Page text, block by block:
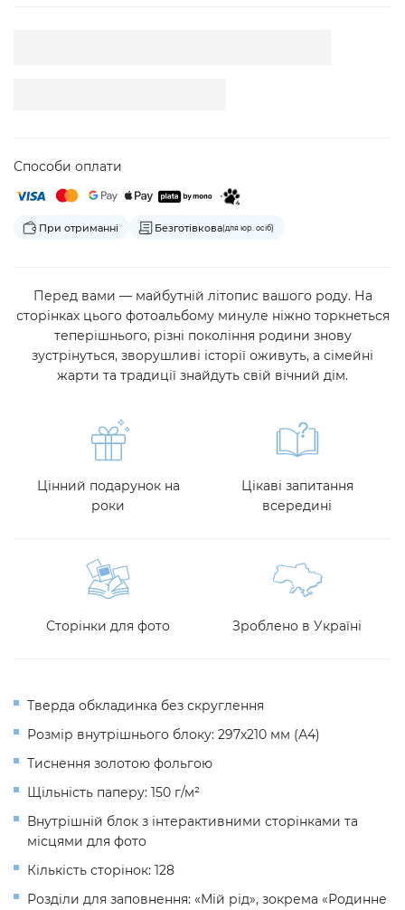
Способи оплати
При отриманні Безготівкова(для юр. осіб)
Перед вами — майбутній літопис вашого роду. На
сторінках цього фотоальбому минуле ніжно торкнеться
теперішнього, різні покоління родини знову
зустрінуться, зворушливі історії оживуть, а сімейні
жарти та традиції знайдуть свій вічний дім.
Цінний подарунок на
роки
Цікаві запитання
всередині
Сторінки для фото Зроблено в Україні
Тверда обкладинка без скруглення
Розмір внутрішнього блоку: 297х210 мм (А4)
Тиснення золотою фольгою
Щільність паперу: 150 г/м²
Внутрішній блок з інтерактивними сторінками та
місцями для фото
Кількість сторінок: 128
Розділи для заповнення: «Мій рід», зокрема «Родинне